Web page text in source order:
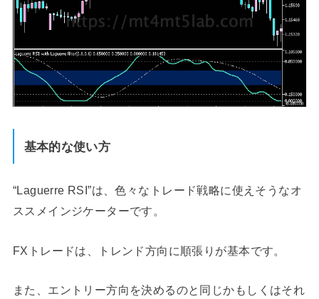
基本的な使い方
“Laguerre RSI”は、色々なトレード戦略に使えそうなオ
ススメインジケーターです。
FXトレードは、トレンド方向に順張りが基本です。
また、エントリー方向を決めるのと同じかもしくはそれ